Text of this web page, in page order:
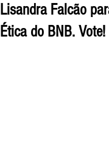
Lisandra Falcão
Ética do BNB. Vote!